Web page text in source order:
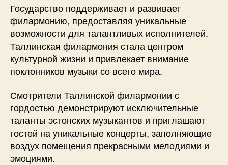
Государство поддерживает и развивает
филармонию, предоставляя уникальные
возможности для талантливых исполнителей.
Таллинская филармония стала центром
культурной жизни и привлекает внимание
поклонников музыки со всего мира.
Смотрители Таллинской филармонии с
гордостью демонстрируют исключительные
таланты эстонских музыкантов и приглашают
гостей на уникальные концерты, заполняющие
воздух помещения прекрасными мелодиями и
эмоциями.